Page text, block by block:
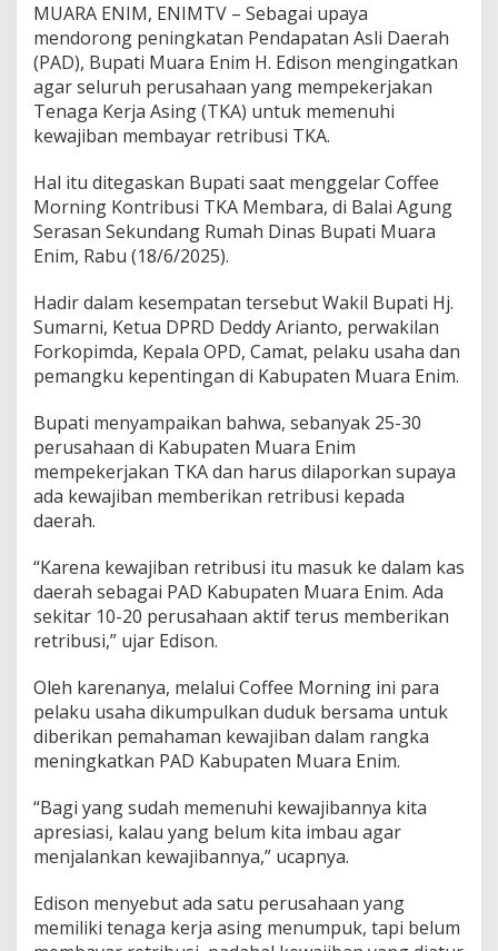
a
t
a
n
P
A
,
B
u
i
E
d
s
n
I
n
g
a
a
n
P
e
s
a
h
a
a
P
e
n
u
i
K
MUARA ENIM, ENIMTV – Sebagai upaya
mendorong peningkatan Pendapatan Asli Daerah
(PAD), Bupati Muara Enim H. Edison mengingatkan
agar seluruh perusahaan yang mempekerjakan
Tenaga Kerja Asing (TKA) untuk memenuhi
kewajiban membayar retribusi TKA.
Hal itu ditegaskan Bupati saat menggelar Coffee
Morning Kontribusi TKA Membara, di Balai Agung
Serasan Sekundang Rumah Dinas Bupati Muara
Enim, Rabu (18/6/2025).
Hadir dalam kesempatan tersebut Wakil Bupati Hj.
Sumarni, Ketua DPRD Deddy Arianto, perwakilan
Forkopimda, Kepala OPD, Camat, pelaku usaha dan
pemangku kepentingan di Kabupaten Muara Enim.
Bupati menyampaikan bahwa, sebanyak 25-30
perusahaan di Kabupaten Muara Enim
mempekerjakan TKA dan harus dilaporkan supaya
ada kewajiban memberikan retribusi kepada
daerah.
“Karena kewajiban retribusi itu masuk ke dalam kas
daerah sebagai PAD Kabupaten Muara Enim. Ada
sekitar 10-20 perusahaan aktif terus memberikan
retribusi,” ujar Edison.
Oleh karenanya, melalui Coffee Morning ini para
pelaku usaha dikumpulkan duduk bersama untuk
diberikan pemahaman kewajiban dalam rangka
meningkatkan PAD Kabupaten Muara Enim.
“Bagi yang sudah memenuhi kewajibannya kita
apresiasi, kalau yang belum kita imbau agar
menjalankan kewajibannya,” ucapnya.
Edison menyebut ada satu perusahaan yang
memiliki tenaga kerja asing menumpuk, tapi belum